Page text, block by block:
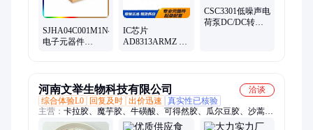
SJHA04C001M1N46
电子元器件
IC芯片
AD8313ARMZ 丝
CSC3301低噪声电
荷泵DC/DC转换
河南文举生物科技有限公司
洽谈
综合体验L0
回复及时 出价迅速
真实性已核验
主营： 卡拉胶、魔芋胶、牛磺酸、可得然胶、瓜尔豆胶、沙蒿子
胶、海藻酸钠、纳他酶素、食用明胶、聚丙烯酸钠、甲基纤维